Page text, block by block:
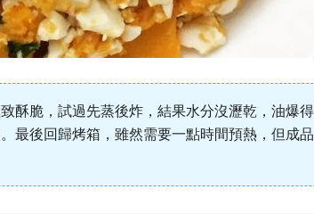
酥脆，試過先蒸後炸，結果水分沒瀝乾，油爆
最後回歸烤箱，雖然需要一點時間預熱，但成